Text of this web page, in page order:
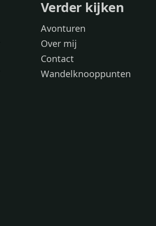
Verder kijken
Avonturen
Over mij
Contact
Wandelknooppunten